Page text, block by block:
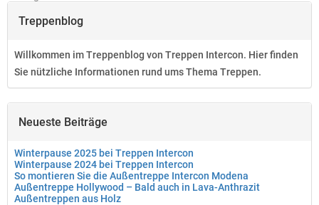
Treppenblog
Willkommen im Treppenblog von Treppen Intercon. Hier finden
Sie nützliche Informationen rund ums Thema Treppen.
Neueste Beiträge
Winterpause 2025 bei Treppen Intercon
Winterpause 2024 bei Treppen Intercon
So montieren Sie die Außentreppe Intercon Modena
Außentreppe Hollywood – Bald auch in Lava-Anthrazit
Außentreppen aus Holz